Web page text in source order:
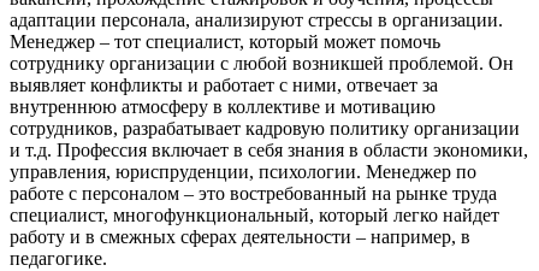
адаптации персонала, анализируют стрессы в организации.
Менеджер – тот специалист, который может помочь
сотруднику организации с любой возникшей проблемой. Он
выявляет конфликты и работает с ними, отвечает за
внутреннюю атмосферу в коллективе и мотивацию
сотрудников, разрабатывает кадровую политику организации
и т.д. Профессия включает в себя знания в области экономики,
управления, юриспруденции, психологии. Менеджер по
работе с персоналом – это востребованный на рынке труда
специалист, многофункциональный, который легко найдет
работу и в смежных сферах деятельности – например, в
педагогике.